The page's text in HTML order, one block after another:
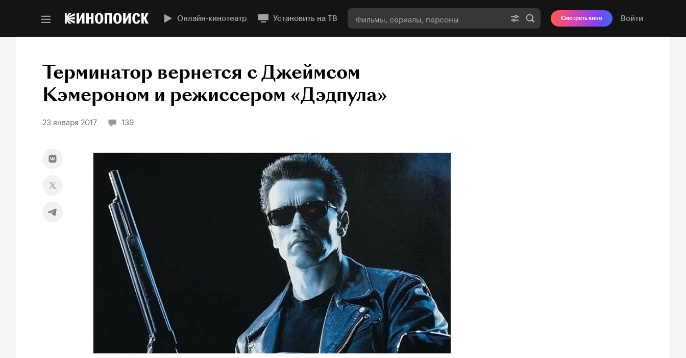
Онлайн-кинотеатр Установить на ТВ Смотреть кино Войти
Терминатор вернется с Джеймсом
Кэмероном и режиссером «Дэдпула»
23 января 2017 139